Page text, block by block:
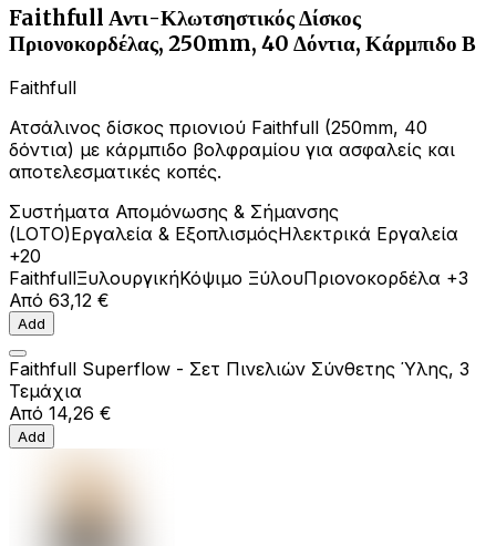
Faithfull Αντι-Κλωτσηστικός Δίσκος
Πριονοκορδέλας, 250mm, 40 Δόντια, Κάρμπιδο Β
Faithfull
Ατσάλινος δίσκος πριονιού Faithfull (250mm, 40
δόντια) με κάρμπιδο βολφραμίου για ασφαλείς και
αποτελεσματικές κοπές.
Συστήματα Απομόνωσης & Σήμανσης
(LOTO)Εργαλεία & ΕξοπλισμόςΗλεκτρικά Εργαλεία
+20
FaithfullΞυλουργικήΚόψιμο ΞύλουΠριονοκορδέλα +3
Από 63,12 €
Add
Faithfull Superflow - Σετ Πινελιών Σύνθετης Ύλης, 3
Τεμάχια
Από 14,26 €
Add